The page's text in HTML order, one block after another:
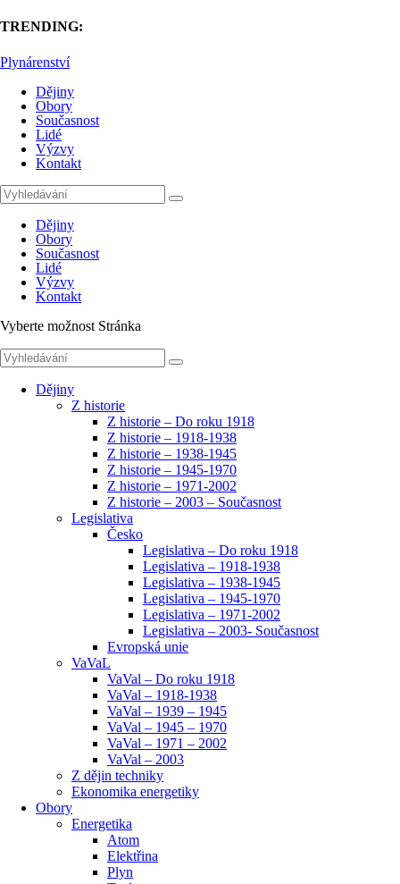
TRENDING:
Plynárenství
Dějiny
Obory
Současnost
Lidé
Výzvy
Kontakt
Dějiny
Obory
Současnost
Lidé
Výzvy
Kontakt
Vyberte možnost Stránka
Dějiny
Z historie
Z historie – Do roku 1918
Z historie – 1918-1938
Z historie – 1938-1945
Z historie – 1945-1970
Z historie – 1971-2002
Z historie – 2003 – Současnost
Legislativa
Česko
Legislativa – Do roku 1918
Legislativa – 1918-1938
Legislativa – 1938-1945
Legislativa – 1945-1970
Legislativa – 1971-2002
Legislativa – 2003- Současnost
Evropská unie
VaVaL
VaVal – Do roku 1918
VaVal – 1918-1938
VaVal – 1939 – 1945
VaVal – 1945 – 1970
VaVal – 1971 – 2002
VaVal – 2003
Z dějin techniky
Ekonomika energetiky
Obory
Energetika
Atom
Elektřina
Plyn